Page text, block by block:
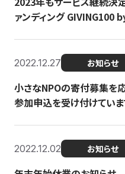
ァンディング GIVING100
2022.12.27 お知らせ
小さなNPOの寄付募集を
参加申込を受け付けていま
2022.12.02 お知らせ